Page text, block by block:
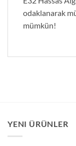
odaklanarak
mümkün!
YENI ÜRÜNLER